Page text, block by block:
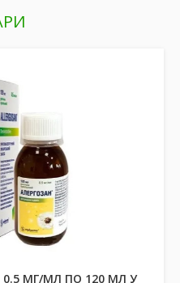
0.5 МГ/МЛ ПО 120 МЛ У